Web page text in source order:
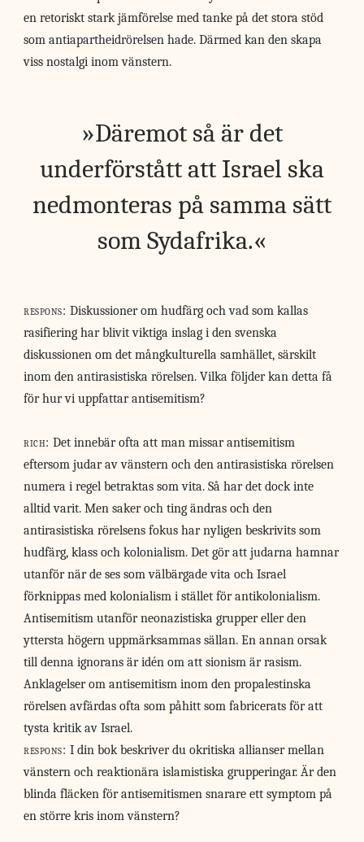
en retoriskt stark jämförelse med tanke på det stora stöd
som antiapartheidrörelsen hade. Därmed kan den skapa
viss nostalgi inom vänstern.
Däremot så är det
underförstått att Israel ska
nedmonteras på samma sätt
som Sydafrika.
respons: Diskussioner om hudfärg och vad som kallas
rasifiering har blivit viktiga inslag i den svenska
diskussionen om det mångkulturella samhället, särskilt
inom den antirasistiska rörelsen. Vilka följder kan detta få
för hur vi uppfattar antisemitism?
rich:Det innebär ofta att man missar antisemitism
eftersom judar av vänstern och den antirasistiska rörelsen
numera i regel betraktas som vita. Så har det dock inte
alltid varit. Men saker och ting ändras och den
antirasistiska rörelsens fokus har nyligen beskrivits som
hudfärg, klass och kolonialism. Det gör att judarna hamnar
utanför när de ses som välbärgade vita och Israel
förknippas med kolonialism i stället för antikolonialism.
Antisemitism utanför neonazistiska grupper eller den
yttersta högern uppmärksammas sällan. En annan orsak
till denna ignorans är idén om att sionism är rasism.
Anklagelser om antisemitism inom den propalestinska
rörelsen avfärdas ofta som påhitt som fabricerats för att
tysta kritik av Israel.
respons: I din bok beskriver du okritiska allianser mellan
vänstern och reaktionära islamistiska grupperingar. Är den
blinda fläcken för antisemitismen snarare ett symptom på
en större kris inom vänstern?